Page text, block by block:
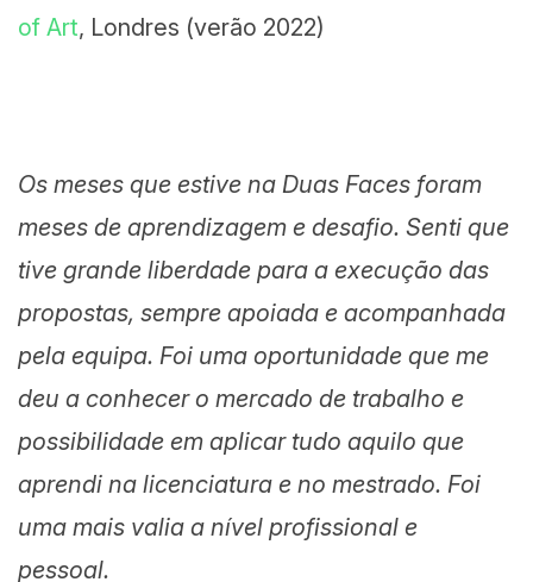
of Art, Londres (verão 2022)
Os meses que estive na Duas Faces foram
meses de aprendizagem e desafio. Senti que
tive grande liberdade para a execução das
propostas, sempre apoiada e acompanhada
pela equipa. Foi uma oportunidade que me
deu a conhecer o mercado de trabalho e
possibilidade em aplicar tudo aquilo que
aprendi na licenciatura e no mestrado. Foi
uma mais valia a nível profissional e
pessoal.